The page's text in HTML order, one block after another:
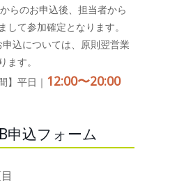
らのお申込後、担当者から
して参加確定となります。
込については、原則翌営業
ます。
】平日｜ 12:00〜20:00
申込フォーム